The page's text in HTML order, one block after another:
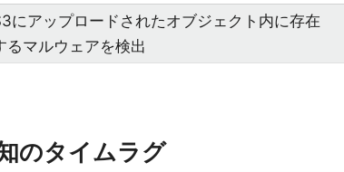
にアップロードされたオブジェクト内に存在
るマルウェアを検出
のタイムラグ